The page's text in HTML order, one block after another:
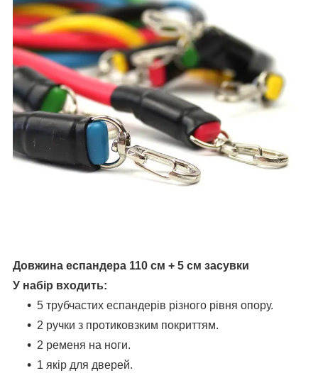
Довжина еспандера 110 см + 5 см засувки
У набір входить:
5 трубчастих еспандерів різного рівня опору.
2 ручки з протиковзким покриттям.
2 ременя на ноги.
1 якір для дверей.